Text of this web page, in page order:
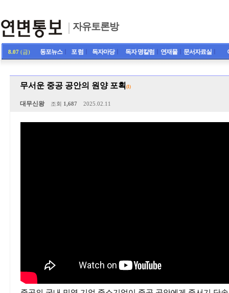
자유토론방
8.07 (금) 동포뉴스ㅣ 포 럼 독자마당ㅣ 독자 명칼럼 연재물ㅣ 문서자료실
무서운 중공 공안의 원양 포획 (1)
대무신왕 조회 1,687 2025.02.11